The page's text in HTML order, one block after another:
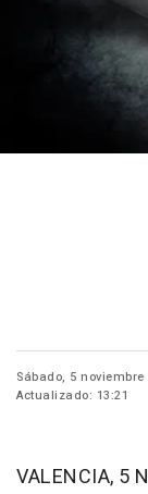
Sábado, 5 noviembre
Actualizado: 13:21
VALENCIA, 5